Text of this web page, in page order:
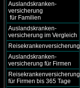
Auslandskranken-
versicherung
für Familien
Auslandskranken-
versicherung im Vergleich
Reisekrankenversicherung
Auslandskranken-
versicherung für Firmen
Reisekrankenversicherung
für Firmen bis 365 Tage